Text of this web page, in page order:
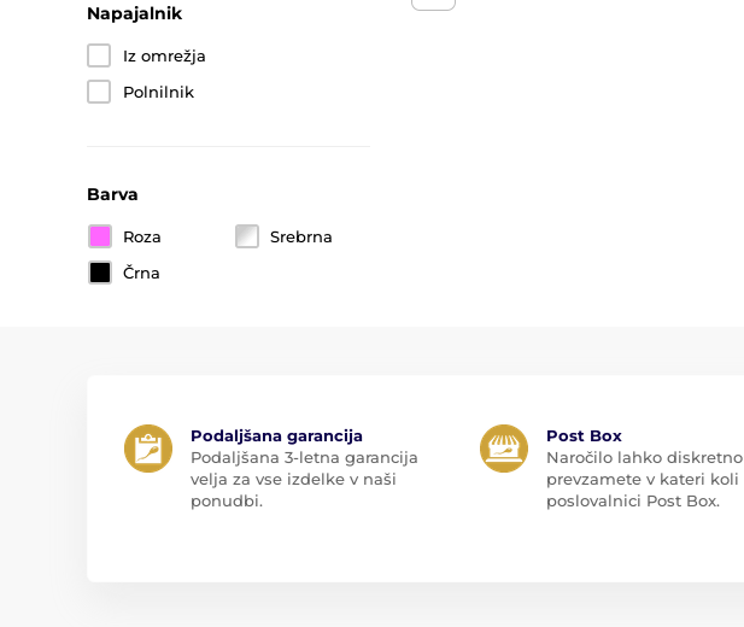
Napajalnik
Iz omrežja
Polnilnik
Barva
Roza
Srebrna
Črna
Podaljšana garancija
Podaljšana 3-letna garancija
velja za vse izdelke v naši
ponudbi.
Post Box
Naročilo lahko diskretno
prevzamete v kateri koli
poslovalnici Post Box.